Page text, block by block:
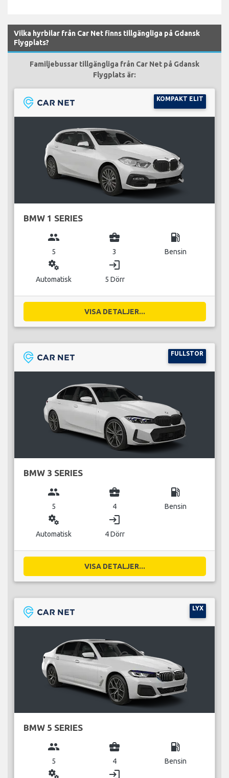
Vilka hyrbilar från Car Net finns tillgängliga på Gdansk
Flygplats?
Familjebussar tillgängliga från Car Net på Gdansk
Flygplats är:
KOMPAKT ELIT
BMW 1 SERIES
group
5
business_center
3
local_gas_station
Bensin
miscellaneous_services
Automatisk
login
5 Dörr
VISA DETALJER...
FULLSTOR
BMW 3 SERIES
group
5
business_center
4
local_gas_station
Bensin
miscellaneous_services
Automatisk
login
4 Dörr
VISA DETALJER...
LYX
BMW 5 SERIES
group
5
business_center
4
local_gas_station
Bensin
miscellaneous_services login